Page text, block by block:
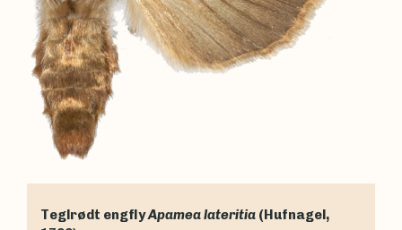
Teglrødt engflyApamea lateritia (Hufnagel,